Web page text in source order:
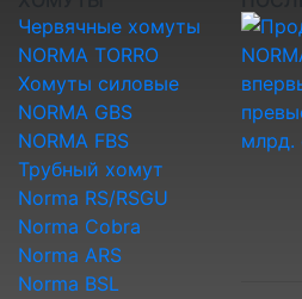
Червячные хомуты
NORMA TORRO
Хомуты силовые
NORMA GBS
NORMA FBS
Трубный хомут
Norma RS/RSGU
Norma Cobra
Norma ARS
Norma BSL